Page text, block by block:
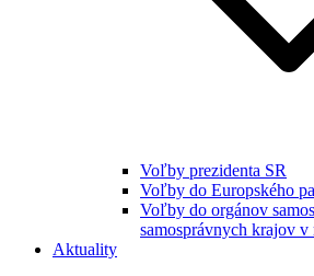
Voľby prezidenta SR
Voľby do Europského
Voľby do orgánov
samosprávnych krajov v
Aktuality